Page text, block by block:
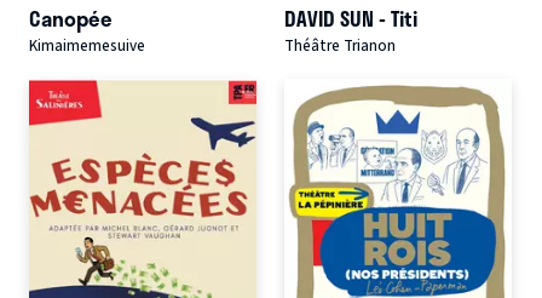
Canopée
Kimaimemesuive
DAVID SUN - Titi
Théâtre Trianon